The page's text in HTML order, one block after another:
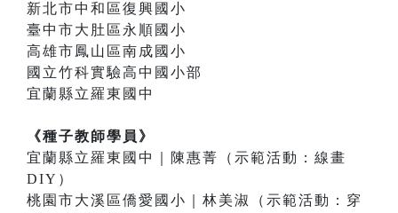
新北市中和區復興國小
臺中市大肚區永順國小
高雄市鳳山區南成國小
國立竹科實驗高中國小部
宜蘭縣立羅東國中
《種子教師學員》
宜蘭縣立羅東國中｜陳惠菁（示範活動：線畫
DIY）
桃園市大溪區僑愛國小｜林美淑（示範活動：穿